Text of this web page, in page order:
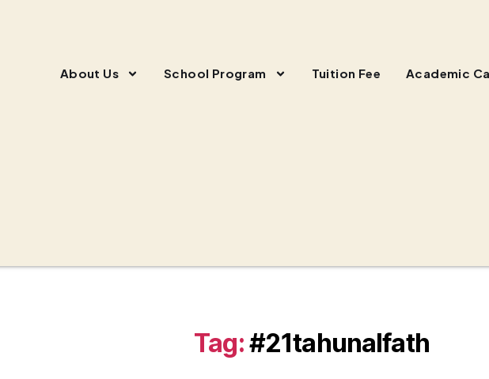
About Us School Program Tuition Fee Academic
Tag:#21tahunalfath